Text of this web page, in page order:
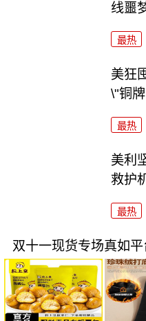
线噩
最热
美狂
\"铜
最热
美利
救护
最热
双十一现货专场真如平